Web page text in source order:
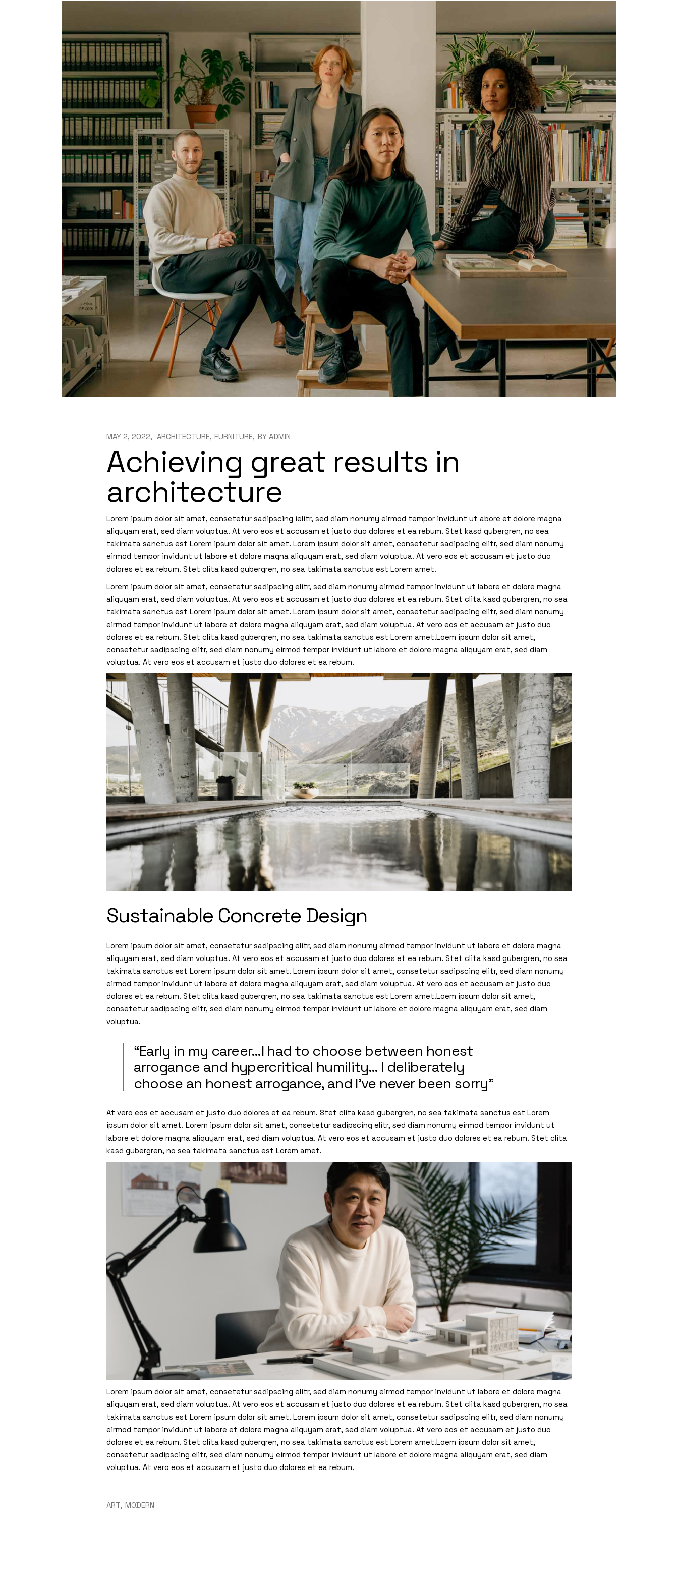
MAY 2, 2022 ARCHITECTURE FURNITURE BY ADMIN
Achieving great results in
architecture
Lorem ipsum dolor sit amet, consetetur sadipscing ielitr, sed diam nonumy eirmod tempor invidunt ut abore et dolore magna
aliquyam erat, sed diam voluptua. At vero eos et accusam et justo duo dolores et ea rebum. Stet kasd gubergren, no sea
takimata sanctus est Lorem ipsum dolor sit amet. Lorem ipsum dolor sit amet, consetetur sadipscing elitr, sed diam nonumy
eirmod tempor invidunt ut labore et dolore magna aliquyam erat, sed diam voluptua. At vero eos et accusam et justo duo
dolores et ea rebum. Stet clita kasd gubergren, no sea takimata sanctus est Lorem amet.
Lorem ipsum dolor sit amet, consetetur sadipscing elitr, sed diam nonumy eirmod tempor invidunt ut labore et dolore magna
aliquyam erat, sed diam voluptua. At vero eos et accusam et justo duo dolores et ea rebum. Stet clita kasd gubergren, no sea
takimata sanctus est Lorem ipsum dolor sit amet. Lorem ipsum dolor sit amet, consetetur sadipscing elitr, sed diam nonumy
eirmod tempor invidunt ut labore et dolore magna aliquyam erat, sed diam voluptua. At vero eos et accusam et justo duo
dolores et ea rebum. Stet clita kasd gubergren, no sea takimata sanctus est Lorem amet.Loem ipsum dolor sit amet,
consetetur sadipscing elitr, sed diam nonumy eirmod tempor invidunt ut labore et dolore magna aliquyam erat, sed diam
voluptua. At vero eos et accusam et justo duo dolores et ea rebum.
Sustainable Concrete Design
Lorem ipsum dolor sit amet, consetetur sadipscing elitr, sed diam nonumy eirmod tempor invidunt ut labore et dolore magna
aliquyam erat, sed diam voluptua. At vero eos et accusam et justo duo dolores et ea rebum. Stet clita kasd gubergren, no sea
takimata sanctus est Lorem ipsum dolor sit amet. Lorem ipsum dolor sit amet, consetetur sadipscing elitr, sed diam nonumy
eirmod tempor invidunt ut labore et dolore magna aliquyam erat, sed diam voluptua. At vero eos et accusam et justo duo
dolores et ea rebum. Stet clita kasd gubergren, no sea takimata sanctus est Lorem amet.Loem ipsum dolor sit amet,
consetetur sadipscing elitr, sed diam nonumy eirmod tempor invidunt ut labore et dolore magna aliquyam erat, sed diam
voluptua.
“Early in my career…I had to choose between honest
arrogance and hypercritical humility… I deliberately
choose an honest arrogance, and I’ve never been sorry”
At vero eos et accusam et justo duo dolores et ea rebum. Stet clita kasd gubergren, no sea takimata sanctus est Lorem
ipsum dolor sit amet. Lorem ipsum dolor sit amet, consetetur sadipscing elitr, sed diam nonumy eirmod tempor invidunt ut
labore et dolore magna aliquyam erat, sed diam voluptua. At vero eos et accusam et justo duo dolores et ea rebum. Stet clita
kasd gubergren, no sea takimata sanctus est Lorem amet.
Lorem ipsum dolor sit amet, consetetur sadipscing elitr, sed diam nonumy eirmod tempor invidunt ut labore et dolore magna
aliquyam erat, sed diam voluptua. At vero eos et accusam et justo duo dolores et ea rebum. Stet clita kasd gubergren, no sea
takimata sanctus est Lorem ipsum dolor sit amet. Lorem ipsum dolor sit amet, consetetur sadipscing elitr, sed diam nonumy
eirmod tempor invidunt ut labore et dolore magna aliquyam erat, sed diam voluptua. At vero eos et accusam et justo duo
dolores et ea rebum. Stet clita kasd gubergren, no sea takimata sanctus est Lorem amet.Loem ipsum dolor sit amet,
consetetur sadipscing elitr, sed diam nonumy eirmod tempor invidunt ut labore et dolore magna aliquyam erat, sed diam
voluptua. At vero eos et accusam et justo duo dolores et ea rebum.
ART MODERN